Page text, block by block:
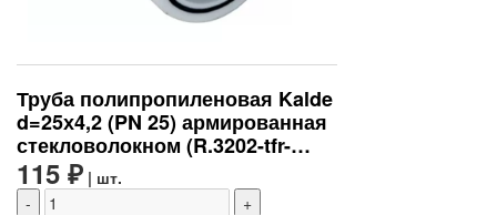
Труба полипропиленовая Kalde
d=25х4,2 (PN 25) армированная
стекловолокном (R.3202-tfr-
250000)
115 ₽ | шт.
-
+